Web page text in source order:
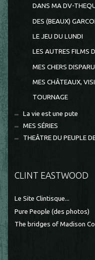
DANS MA DV-
DES (BEAUX)
LE JEU DU LUNDI
LES AUTRES FILMS
MES CHERS
MES CHÂTEAUX,
TOURNAGE
La vie est une pute
MES SÉRIES
THEÂTRE DU PEUPLE
CLINT EASTWOOD
Le Site Clintisque...
Pure People (des photos)
The bridges of Madison